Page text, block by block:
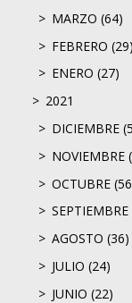
MARZO (64)
FEBRERO (29)
ENERO (27)
2021
DICIEMBRE
NOVIEMBRE
OCTUBRE
SEPTIEMBRE
AGOSTO (36)
JULIO (24)
JUNIO (22)